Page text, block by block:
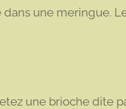
une meringue.
une brioche dite